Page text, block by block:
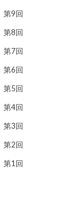
第9回
第8回
第7回
第6回
第5回
第4回
第3回
第2回
第1回